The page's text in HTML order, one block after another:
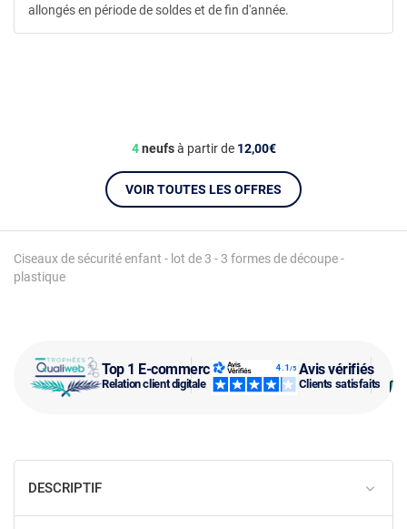
Top 1 E-commerce
Relation client digitale
Avis vérifiés
Clients satisfaits
Ciseaux de sécurité enfant - lot de 3 - 3 formes de découpe -
plastique
4neufsà partir de 12,00€
VOIR TOUTES LES OFFRES
allongés en période de soldes et de fin d'année.
DESCRIPTIF